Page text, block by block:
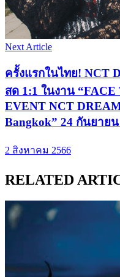
Next Article
ครั้งแรกในไทย! NCT
สด 1:1 ในงาน
EVENT NCT
Bangkok” 24 กันยาย
2 สิงหาคม 2566
RELATED